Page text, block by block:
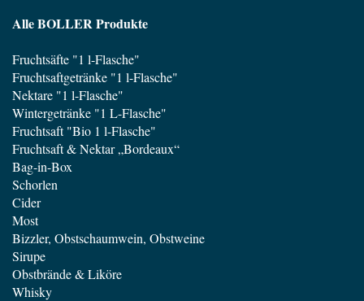
Alle BOLLER Produkte
Fruchtsäfte "1 l-Flasche"
Fruchtsaftgetränke "1 l-Flasche"
Nektare "1 l-Flasche"
Wintergetränke "1 L-Flasche"
Fruchtsaft "Bio 1 l-Flasche"
Fruchtsaft & Nektar „Bordeaux“
Bag-in-Box
Schorlen
Cider
Most
Bizzler, Obstschaumwein, Obstweine
Sirupe
Obstbrände & Liköre
Whisky